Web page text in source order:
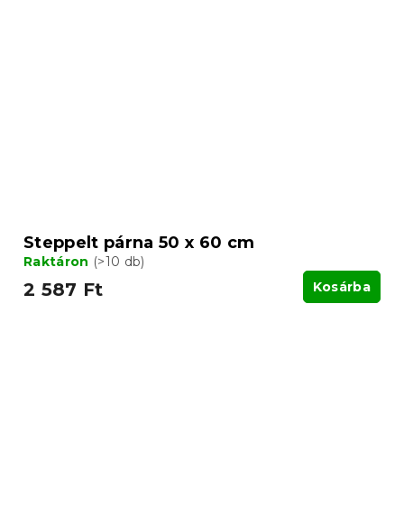
Steppelt párna 50 x 60 cm
Raktáron (>10 db)
2 587 Ft Kosárba